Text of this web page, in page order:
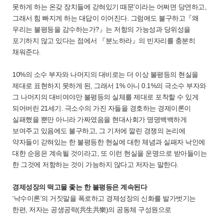
못하게 하는 온갖 장치들에 갇혀있기 때문’이라는 어쩌면 당연하고,
그래서 힘 빠지게 하는 대답이 이어진다. 그럼에도 불구하고『왜
우리는 불평등을 감수하는가?』는 저항의 가능성과 당위성을
포기하지 않고 있다는 점에서 『분노하라』의 빈자리를 충분히
채워준다.
10%의 소수 부자와 나머지의 대비로는 더 이상 불평등의 현실을
제대로 표현하지 못하게 된, 그래서 1% 아니 0.1%의 극소수 부자와
그 나머지의 대비여야만 불평등의 실체를 제대로 포착할 수 있게
되어버린 21세기. 극소수의 가진 자들을 경호하는 경제이론이
실패했을 뿐만 아니라 가짜였음을 현대사회가 명명백백하게
보여주고 있음에도 불구하고, 그 기저에 깔린 경쟁의 논리에
약자들이 갇혀있는 한 불평등한 현실에 대한 체념과 실패자 낙인에
대한 순응은 계속될 것이라고, 또 이런 현실을 운명으로 받아들이는
한 그것에 저항하는 것이 가능하지 않다고 저자는 말한다.
경제성장의 떡고물 좇는 한 불평등은 계속된다
‘낙수이론’의 거짓말을 폭로하고 경제성장의 신화를 발가벗기는
한편, 저자는 공생공락(共生共樂)의 공동체 구성원으로